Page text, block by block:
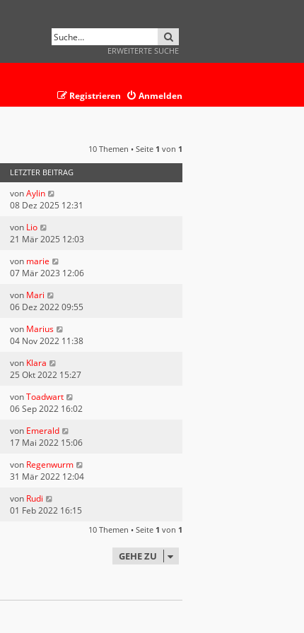
ERWEITERTE SUCHE
Anmelden
Registrieren
10 Themen • Seite 1 von 1
LETZTER BEITRAG
vonAylin
08 Dez 2025 12:31
von Lio
21 Mär 2025 12:03
von marie
07 Mär 2023 12:06
von Mari
06 Dez 2022 09:55
von Marius
04 Nov 2022 11:38
von Klara
25 Okt 2022 15:27
vonToadwart
06 Sep 2022 16:02
von Emerald
17 Mai 2022 15:06
von Regenwurm
31 Mär 2022 12:04
von Rudi
01 Feb 2022 16:15
10 Themen • Seite 1 von 1
GEHE ZU